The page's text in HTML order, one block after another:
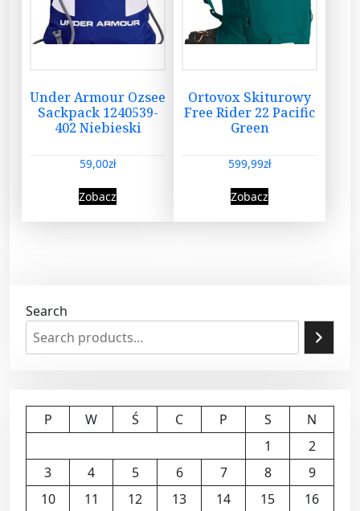
Under Armour Ozsee
Sackpack 1240539-
402 Niebieski
59,00zł
Zobacz
Ortovox Skiturowy
Free Rider 22 Pacific
Green
599,99zł
Zobacz
Search
P W Ś C P S
N
1
2
3
4 5 6 7 8
9
10
11 12 13 14 15
16